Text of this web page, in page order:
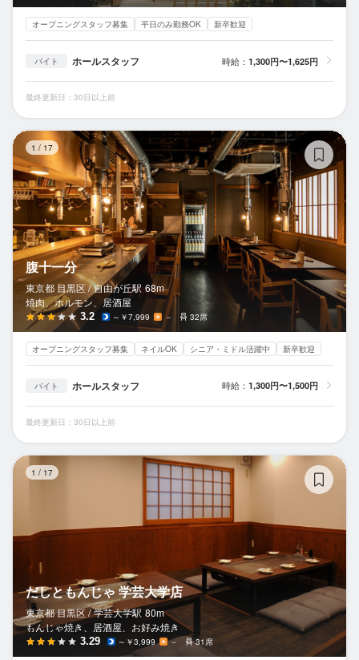
オープニングスタッフ募集 平日のみ勤務OK 新卒歓迎
バイト ホールスタッフ 時給： 1,300円〜1,625円
最終更新日：30日以上前
1 / 17
腹十一分
東京都 目黒区 / 自由が丘駅 68m
焼肉、ホルモン、居酒屋
3.2 ～￥7,999 － 32席
オープニングスタッフ募集 ネイルOK シニア・ミドル活躍中 新卒歓迎
バイト ホールスタッフ 時給： 1,300円〜1,500円
最終更新日：30日以上前
1 / 17
だしともんじゃ 学芸大学店
東京都 目黒区 / 学芸大学駅 80m
もんじゃ焼き、居酒屋、お好み焼き
3.29 ～￥3,999 － 31席